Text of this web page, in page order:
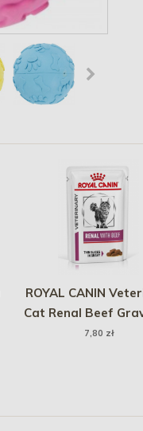
ROYAL CANIN
Cat Renal Beef
85g
7,80 zł